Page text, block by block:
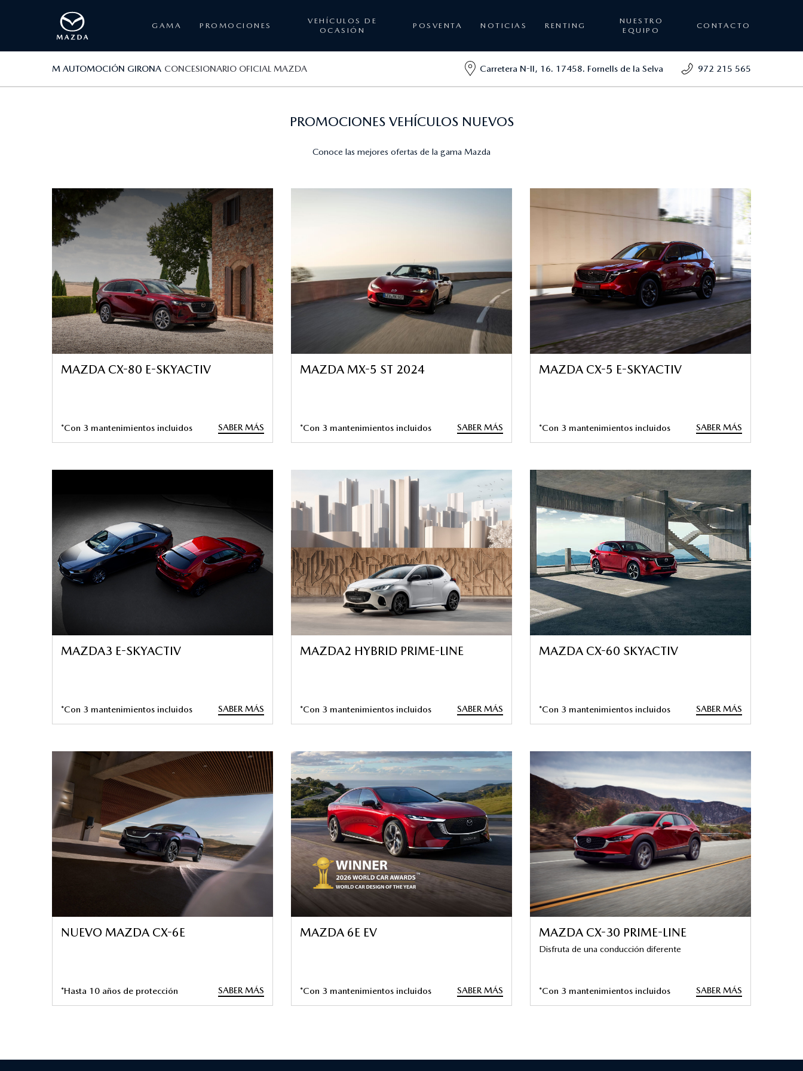
GAMA PROMOCIONES
VEHÍCULOS DE
OCASIÓN
POSVENTA NOTICIAS RENTING
NUESTRO
EQUIPO
CONTACTO
M AUTOMOCIÓN GIRONA CONCESIONARIO OFICIAL MAZDA Carretera N-II, 16. 17458. Fornells de la Selva 972 215 565
PROMOCIONES VEHÍCULOS NUEVOS
Conoce las mejores ofertas de la gama Mazda
MAZDA CX-80 E-SKYACTIV
*Con 3 mantenimientos incluidos SABER MÁS
MAZDA MX-5 ST 2024
*Con 3 mantenimientos incluidos SABER MÁS
MAZDA CX-5 E-SKYACTIV
*Con 3 mantenimientos incluidos SABER MÁS
MAZDA3 E-SKYACTIV
*Con 3 mantenimientos incluidos SABER MÁS
MAZDA2 HYBRID PRIME-LINE
*Con 3 mantenimientos incluidos SABER MÁS
MAZDA CX-60 SKYACTIV
*Con 3 mantenimientos incluidos SABER MÁS
NUEVO MAZDA CX-6E
*Hasta 10 años de protección SABER MÁS
MAZDA 6E EV
*Con 3 mantenimientos incluidos SABER MÁS
MAZDA CX-30 PRIME-LINE
Disfruta de una conducción diferente
*Con 3 mantenimientos incluidos SABER MÁS